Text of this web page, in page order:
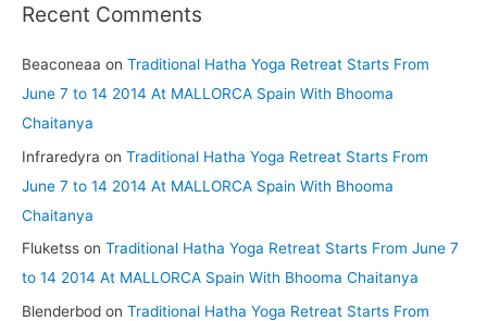
Recent Comments
Beaconeaa on Traditional Hatha Yoga Retreat Starts From
June 7 to 14 2014 At MALLORCA Spain With Bhooma
Chaitanya
Infraredyra on Traditional Hatha Yoga Retreat Starts From
June 7 to 14 2014 At MALLORCA Spain With Bhooma
Chaitanya
Fluketss on Traditional Hatha Yoga Retreat Starts From June 7
to 14 2014 At MALLORCA Spain With Bhooma Chaitanya
Blenderbod on Traditional Hatha Yoga Retreat Starts From